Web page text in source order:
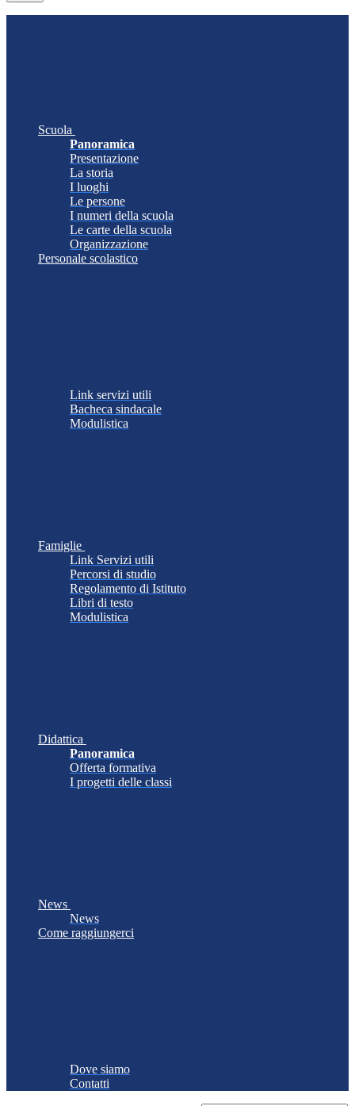
Scuola
Panoramica
Presentazione
La storia
I luoghi
Le persone
I numeri della scuola
Le carte della scuola
Organizzazione
Personale scolastico
Link servizi utili
Bacheca sindacale
Modulistica
Famiglie
Link Servizi utili
Percorsi di studio
Regolamento di Istituto
Libri di testo
Modulistica
Didattica
Panoramica
Offerta formativa
I progetti delle classi
News
News
Come raggiungerci
Dove siamo
Contatti